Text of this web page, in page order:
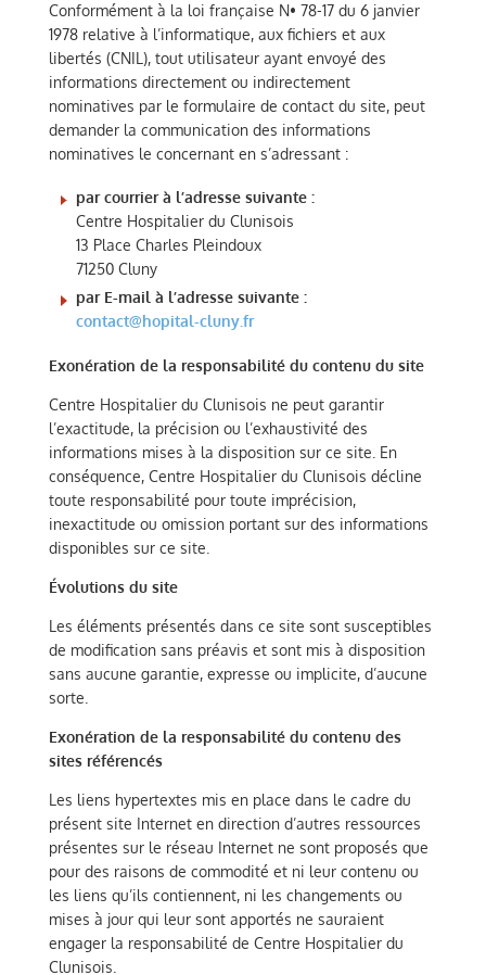
Conformément à la loi française N• 78-17 du 6 janvier
1978 relative à l’informatique, aux fichiers et aux
libertés (CNIL), tout utilisateur ayant envoyé des
informations directement ou indirectement
nominatives par le formulaire de contact du site, peut
demander la communication des informations
nominatives le concernant en s’adressant :
par courrier à l’adresse suivante :
Centre Hospitalier du Clunisois
13 Place Charles Pleindoux
71250 Cluny
par E-mail à l’adresse suivante :
contact@hopital-cluny.fr
Exonération de la responsabilité du contenu du site
Centre Hospitalier du Clunisois ne peut garantir
l’exactitude, la précision ou l’exhaustivité des
informations mises à la disposition sur ce site. En
conséquence, Centre Hospitalier du Clunisois décline
toute responsabilité pour toute imprécision,
inexactitude ou omission portant sur des informations
disponibles sur ce site.
Évolutions du site
Les éléments présentés dans ce site sont susceptibles
de modification sans préavis et sont mis à disposition
sans aucune garantie, expresse ou implicite, d’aucune
sorte.
Exonération de la responsabilité du contenu des
sites référencés
Les liens hypertextes mis en place dans le cadre du
présent site Internet en direction d’autres ressources
présentes sur le réseau Internet ne sont proposés que
pour des raisons de commodité et ni leur contenu ou
les liens qu’ils contiennent, ni les changements ou
mises à jour qui leur sont apportés ne sauraient
engager la responsabilité de Centre Hospitalier du
Clunisois.